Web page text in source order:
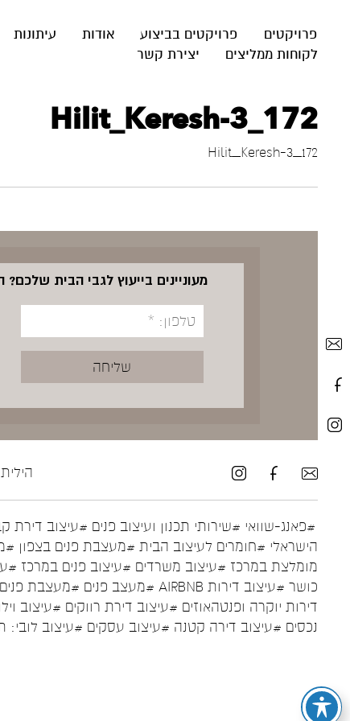
פרויקטים פרויקטים בביצוע אודות עיתונות
לקוחות ממליצים
יצירת קשר
172_Hilit_Keresh-3
172_Hilit_Keresh-3
מעוניינים בייעוץ לגבי הבית
הילית
#פאנג-שוואי #שירותי תכנון ועיצוב פנים #עיצוב דירת
הישראלי #חומרים לעיצוב הבית #מעצבת פנים בצפון
מומלצת במרכז #עיצוב משרדים #עיצוב פנים במרכז
כושר #עיצוב דירות AIRBNB #מעצב פנים #מעצבת פנים
דירות יוקרה ופנטהאוזים #עיצוב דירת רווקים #עיצוב
נכסים #עיצוב דירה קטנה #עיצוב עסקים #עיצוב לובי: